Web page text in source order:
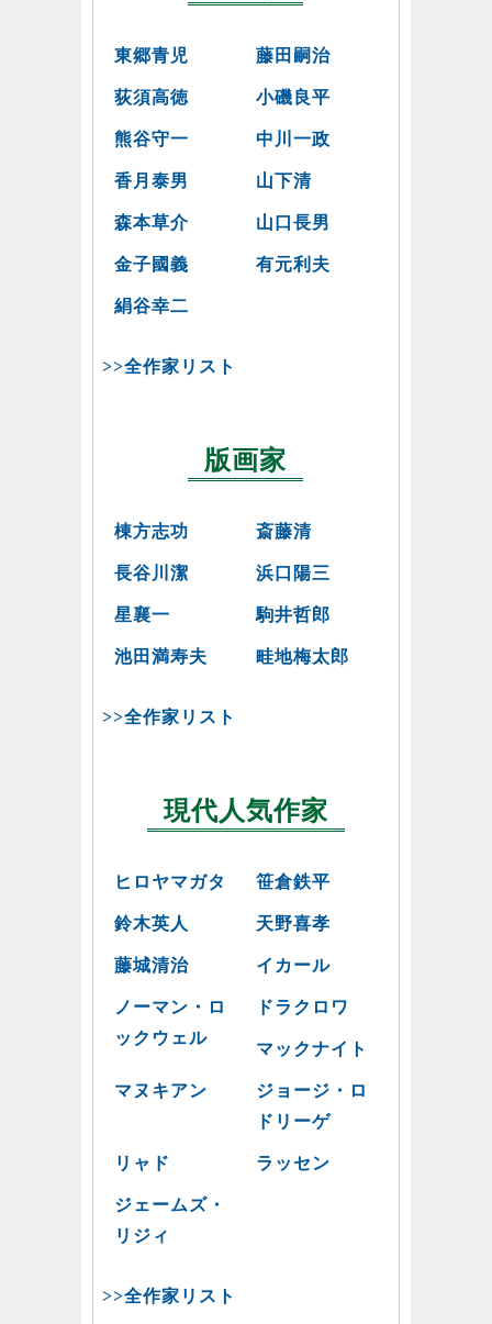
東郷青児 藤田嗣治
荻須高徳 小磯良平
熊谷守一 中川一政
香月泰男 山下清
森本草介 山口長男
金子國義 有元利夫
絹谷幸二
>>全作家リスト
版画家
棟方志功 斎藤清
長谷川潔 浜口陽三
星襄一 駒井哲郎
池田満寿夫 畦地梅太郎
>>全作家リスト
現代人気作家
ヒロヤマガタ 笹倉鉄平
鈴木英人 天野喜孝
藤城清治 イカール
ノーマン・ロ
ックウェル
ドラクロワ
マックナイト
マヌキアン
ジョージ・ロ
ドリーゲ
リャド ラッセン
ジェームズ・
リジィ
>>全作家リスト